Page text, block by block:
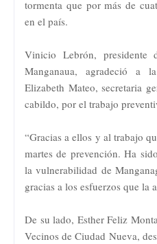
tormenta que por más de
en el país.
Vinicio Lebrón,
Manganaua, agradeció a
Elizabeth Mateo, secretaria
cabildo, por el trabajo
“Gracias a ellos y al trabajo
martes de prevención. Ha
la vulnerabilidad de
gracias a los esfuerzos que la
De su lado, Esther Feliz
Vecinos de Ciudad Nueva,